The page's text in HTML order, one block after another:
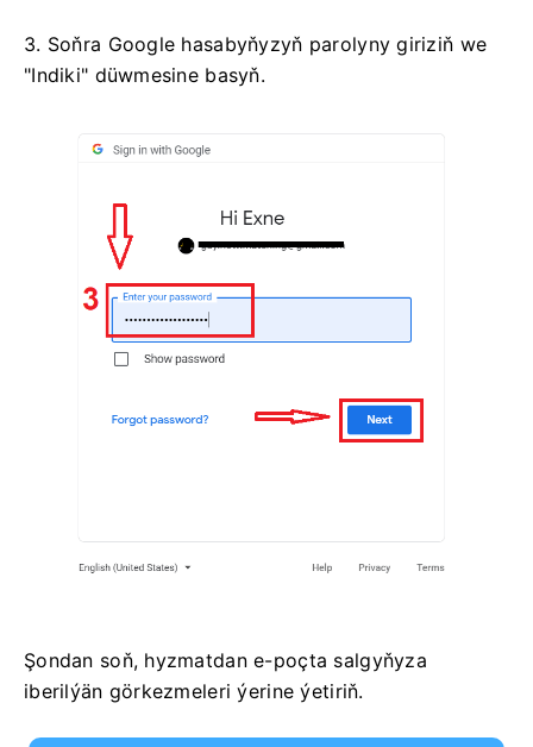
3. Soňra Google hasabyňyzyň parolyny giriziň we
"Indiki" düwmesine basyň.
Şondan soň, hyzmatdan e-poçta salgyňyza
iberilýän görkezmeleri ýerine ýetiriň.